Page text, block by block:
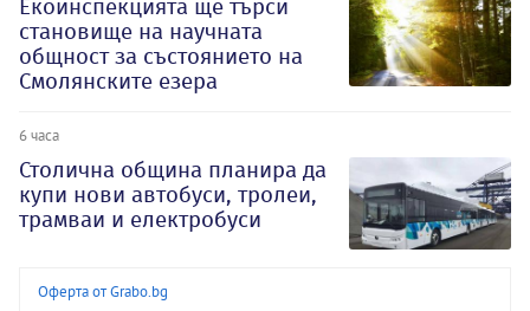
Екоинспекцията ще търси
становище на научната
общност за състоянието на
Смолянските езера
6 часа
Столична община планира да
купи нови автобуси, тролеи,
трамваи и електробуси
Оферта от Grabo.bg